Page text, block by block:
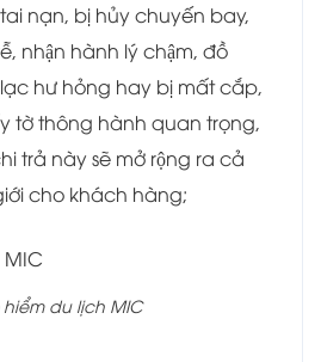
nạn, bị hủy chuyến bay,
nhận hành lý chậm, đồ
hư hỏng hay bị mất cắp,
tờ thông hành quan trọng,
trả này sẽ mở rộng ra cả
cho khách hàng;
hiểm du lịch MIC